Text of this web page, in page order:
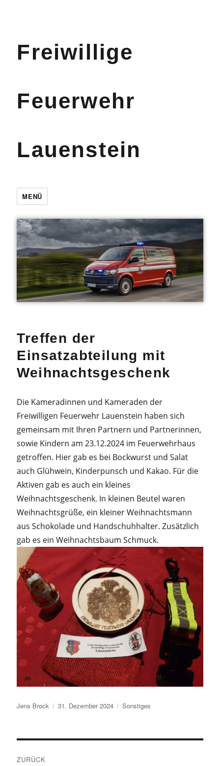
Freiwillige
Feuerwehr
Lauenstein
MENÜ
Treffen der
Einsatzabteilung mit
Weihnachtsgeschenk
Die Kameradinnen und Kameraden der
Freiwilligen Feuerwehr Lauenstein haben sich
gemeinsam mit Ihren Partnern und Partnerinnen,
sowie Kindern am 23.12.2024 im Feuerwehrhaus
getroffen. Hier gab es bei Bockwurst und Salat
auch Glühwein, Kinderpunsch und Kakao. Für die
Aktiven gab es auch ein kleines
Weihnachtsgeschenk. In kleinen Beutel waren
Weihnachtsgrüße, ein kleiner Weihnachtsmann
aus Schokolade und Handschuhhalter. Zusätzlich
gab es ein Weihnachtsbaum Schmuck.
Autor
Jens Brock
Veröffentlicht
31. Dezember 2024 Kategorien
Sonstiges
ZURÜCK